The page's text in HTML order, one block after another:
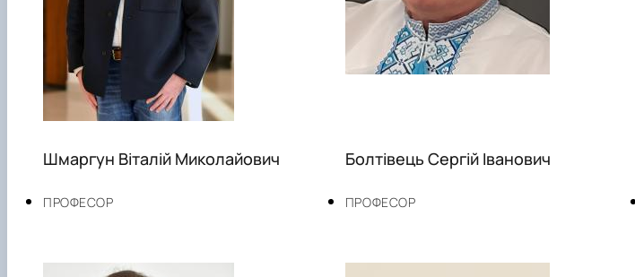
ПРОФЕСОР
Шмаргун Віталій Миколайович
ПРОФЕСОР
Болтівець Сергій Іванович